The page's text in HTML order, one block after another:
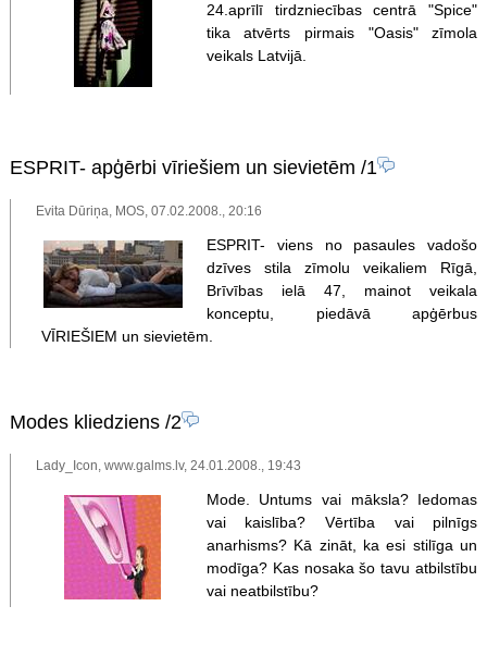
24.aprīlī tirdzniecības centrā "Spice"
tika atvērts pirmais "Oasis" zīmola
veikals Latvijā.
ESPRIT- apģērbi vīriešiem un sievietēm /1
Evita Dūriņa, MOS, 07.02.2008., 20:16
ESPRIT- viens no pasaules vadošo
dzīves stila zīmolu veikaliem Rīgā,
Brīvības ielā 47, mainot veikala
konceptu, piedāvā apģērbus
VĪRIEŠIEM un sievietēm.
Modes kliedziens/2
Lady_Icon, www.galms.lv, 24.01.2008., 19:43
Mode. Untums vai māksla? Iedomas
vai kaislība? Vērtība vai pilnīgs
anarhisms? Kā zināt, ka esi stilīga un
modīga? Kas nosaka šo tavu atbilstību
vai neatbilstību?